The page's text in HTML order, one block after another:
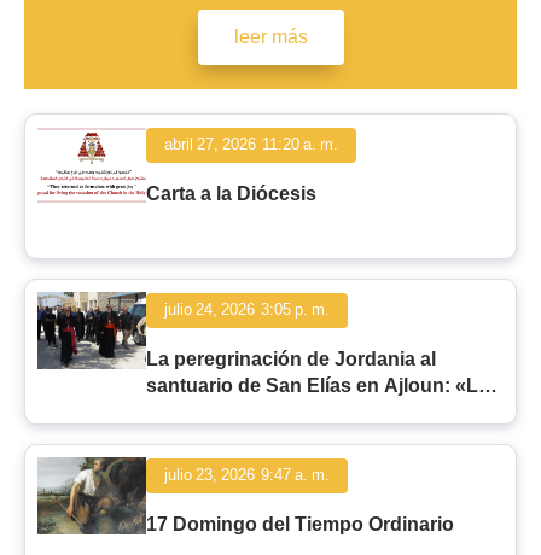
leer más
abril 27, 2026 11:20 a. m.
Carta a la Diócesis
julio 24, 20263:05 p. m.
La peregrinación de Jordania al
santuario de San Elías en Ajloun: «La
Dios»
julio 23, 20269:47 a. m.
17 Domingo del Tiempo Ordinario